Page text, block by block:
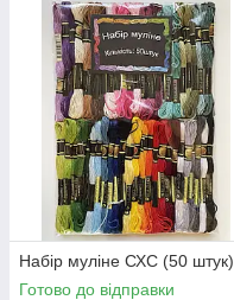
Набір муліне СХС (50 штук)
Готово до відправки